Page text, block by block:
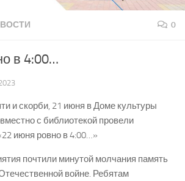
0
в 4:00…
и скорби, 21 июня в Доме культуры
с библиотекой провели
июня ровно в 4:00…»
почтили минутой молчания память
войне. Ребятам